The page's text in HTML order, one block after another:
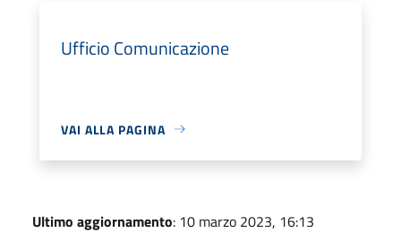
Ufficio Comunicazione
VAI ALLA PAGINA
Ultimo aggiornamento: 10 marzo 2023, 16:13